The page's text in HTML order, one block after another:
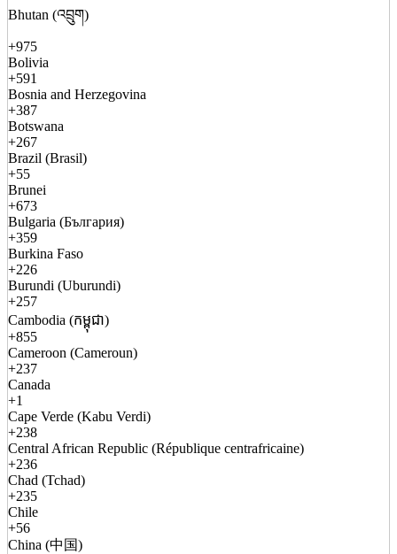
Bhutan (འབྲུག)
+975
Bolivia
+591
Bosnia and Herzegovina
+387
Botswana
+267
Brazil (Brasil)
+55
Brunei
+673
Bulgaria (България)
+359
Burkina Faso
+226
Burundi (Uburundi)
+257
Cambodia (កម្ពុជា)
+855
Cameroon (Cameroun)
+237
Canada
+1
Cape Verde (Kabu Verdi)
+238
Central African Republic (République centrafricaine)
+236
Chad (Tchad)
+235
Chile
+56
China (中国)